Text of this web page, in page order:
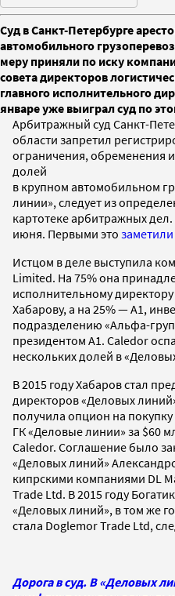
Суд в Санкт-Петербурге
автомобильного
меру приняли по иску
совета директоров
главного исполнительного
январе уже выиграл суд по
Арбитражный суд Санкт-
области запретил
ограничения, обременения
долей
в крупном автомобильном
линии», следует из
картотеке арбитражных
июня. Первыми это заметили
Истцом в деле выступила
Limited. На 75% она
исполнительному
Хабарову, а на 25% — А1,
подразделению «Альфа-
президентом A1. Caledor
нескольких долей в
В 2015 году Хабаров стал
директоров «Деловых
получила опцион на
ГК «Деловые линии» за $60
Caledor. Соглашение было
«Деловых линий»
кипрскими компаниями DL
Trade Ltd. В 2015 году
«Деловых линий», в том же
стала Doglemor Trade Ltd,
Дорога в суд. В «Деловых